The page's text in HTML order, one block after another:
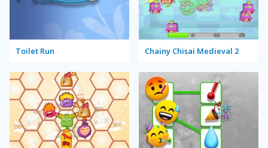
Toilet Run Chainy Chisai Medieval 2